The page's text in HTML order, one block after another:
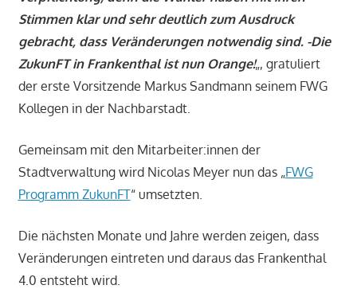
Stimmen klar und sehr deutlich zum Ausdruck
gebracht, dass Veränderungen notwendig sind. -Die
ZukunFT in Frankenthal ist nun Orange!„, gratuliert
der erste Vorsitzende Markus Sandmann seinem FWG
Kollegen in der Nachbarstadt.
Gemeinsam mit den Mitarbeiter:innen der
Stadtverwaltung wird Nicolas Meyer nun das „FWG
Programm ZukunFT“ umsetzten.
Die nächsten Monate und Jahre werden zeigen, dass
Veränderungen eintreten und daraus das Frankenthal
4.0 entsteht wird.